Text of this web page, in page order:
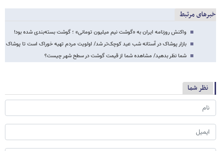
خبرهای مرتبط
واکنش روزنامه ایران به «گوشت نیم میلیون تومانی» ؛ گوشت بسته‌بندی شده بود!
بازار پوشاک در آستانه شب عید کوچک‌تر شد/ اولویت مردم تهیه خوراک است تا پوشاک
شما نظر بدهید/ مشاهده شما از قیمت گوشت در سطح شهر چیست؟
نظر شما